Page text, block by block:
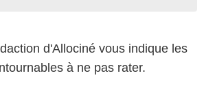
d'Allociné vous indique les
à ne pas rater.